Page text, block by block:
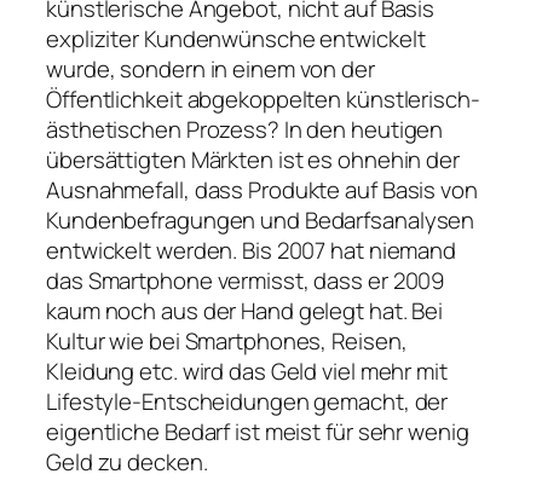
künstlerische Angebot, nicht auf Basis
expliziter Kundenwünsche entwickelt
wurde, sondern in einem von der
Öffentlichkeit abgekoppelten künstlerisch-
ästhetischen Prozess? In den heutigen
übersättigten Märkten ist es ohnehin der
Ausnahmefall, dass Produkte auf Basis von
Kundenbefragungen und Bedarfsanalysen
entwickelt werden. Bis 2007 hat niemand
das Smartphone vermisst, dass er 2009
kaum noch aus der Hand gelegt hat. Bei
Kultur wie bei Smartphones, Reisen,
Kleidung etc. wird das Geld viel mehr mit
Lifestyle-Entscheidungen gemacht, der
eigentliche Bedarf ist meist für sehr wenig
Geld zu decken.